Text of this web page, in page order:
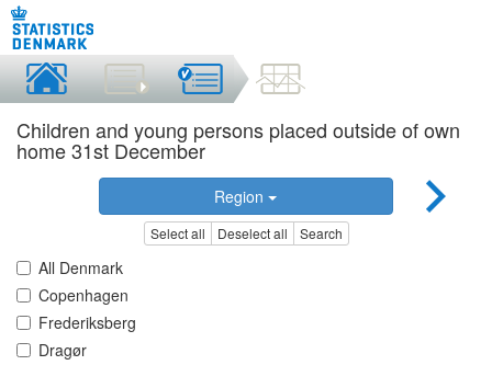
Children and young persons placed outside of own
home 31st December
Region
Select all Deselect all Search
All Denmark
Copenhagen
Frederiksberg
Dragør